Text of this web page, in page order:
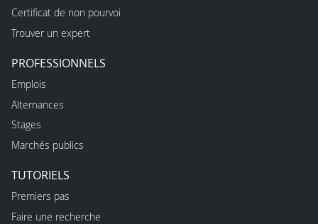
Certificat de non pourvoi
Trouver un expert
PROFESSIONNELS
Emplois
Alternances
Stages
Marchés publics
TUTORIELS
Premiers pas
Faire une recherche